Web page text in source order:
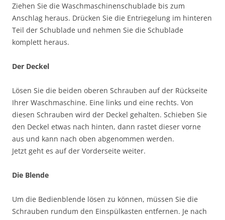
Ziehen Sie die Waschmaschinenschublade bis zum
Anschlag heraus. Drücken Sie die Entriegelung im hinteren
Teil der Schublade und nehmen Sie die Schublade
komplett heraus.
Der Deckel
Lösen Sie die beiden oberen Schrauben auf der Rückseite
Ihrer Waschmaschine. Eine links und eine rechts. Von
diesen Schrauben wird der Deckel gehalten. Schieben Sie
den Deckel etwas nach hinten, dann rastet dieser vorne
aus und kann nach oben abgenommen werden.
Jetzt geht es auf der Vorderseite weiter.
Die Blende
Um die Bedienblende lösen zu können, müssen Sie die
Schrauben rundum den Einspülkasten entfernen. Je nach